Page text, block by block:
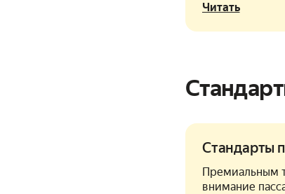
Читать
Стандарты
Премиальным
внимание